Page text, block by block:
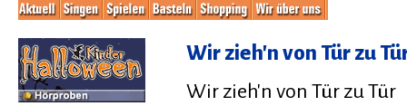
Wir zieh'n von Tür zu
Wir zieh'n von Tür zu Tür